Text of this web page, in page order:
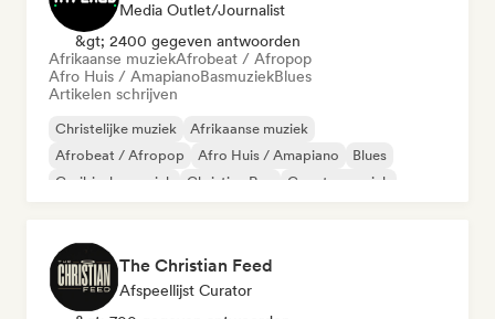
Media Outlet/Journalist
&gt; 2400 gegeven antwoorden
Afrikaanse muziekAfrobeat / Afropop
Afro Huis / AmapianoBasmuziekBlues
Artikelen schrijven
Christelijke muziek
Afrikaanse muziek
Afrobeat / Afropop
Afro Huis / Amapiano
Blues
Caribische muziek
Christian Rap Country muziek
The Christian Feed
Afspeellijst Curator